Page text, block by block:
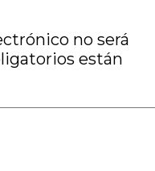
no será
están